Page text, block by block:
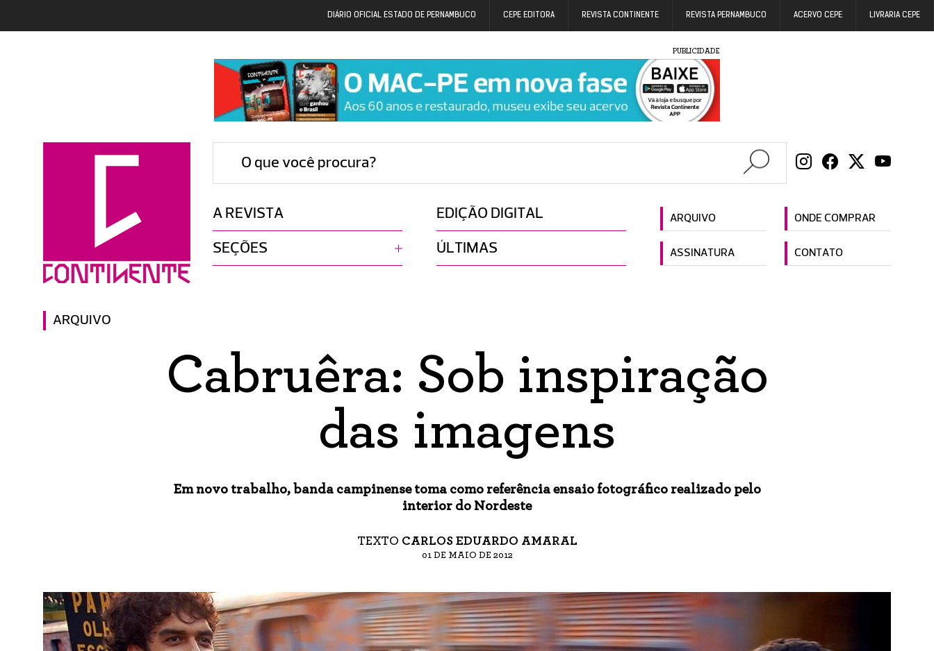
DIÁRIO OFICIAL ESTADO DE PERNAMBUCO CEPE EDITORA REVISTA CONTINENTE REVISTA PERNAMBUCO ACERVO CEPE LIVRARIA CEPE
PUBLICIDADE
O que você procura?
A REVISTA EDIÇÃO DIGITAL ARQUIVO ONDE COMPRAR
SEÇÕES ÚLTIMAS ASSINATURA CONTATO
ARQUIVO
Cabruêra: Sob inspiração
das imagens
Em novo trabalho, banda campinense toma como referência ensaio fotográfico realizado pelo
interior do Nordeste
TEXTO CARLOS EDUARDO AMARAL
01 DE MAIO DE 2012